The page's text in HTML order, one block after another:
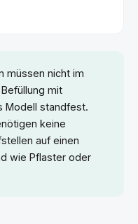
müssen nicht im
mit
Modell standfest.
keine
auf einen
wie Pflaster oder